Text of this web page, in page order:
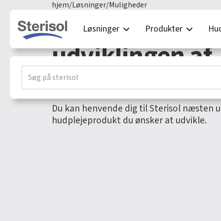
Løsninger Produkter
hjem/Løsninger/Muligheder
Muligheder
udviklingen af
hudpleje.
Du kan henvende dig til Sterisol næsten
hudplejeprodukt du ønsker at udvikle.